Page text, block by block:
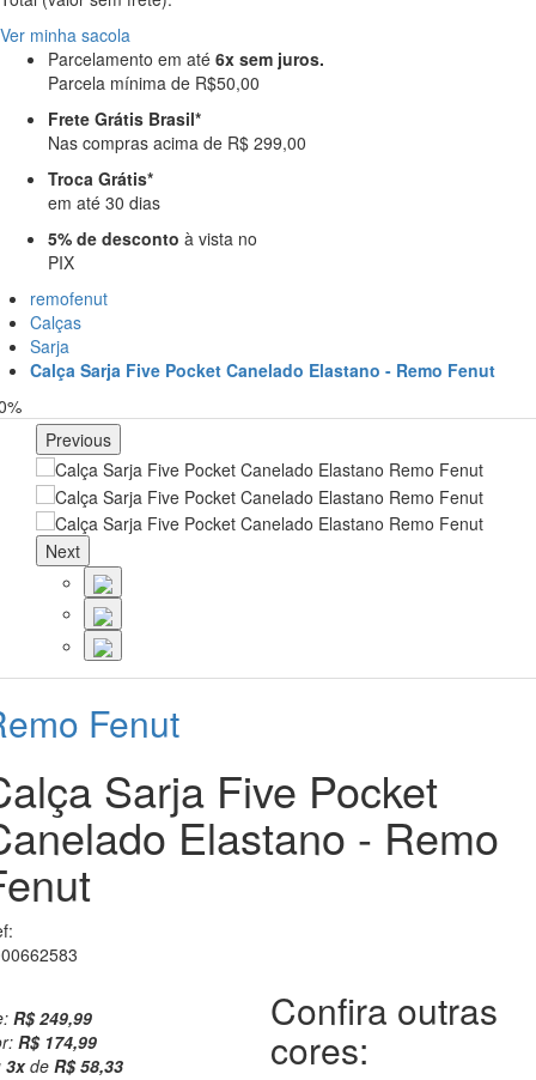
Ver minha sacola
Parcelamento em até 6x sem juros.
Parcela mínima de R$50,00
Frete Grátis Brasil*
Nas compras acima de R$ 299,00
Troca Grátis*
em até 30 dias
5% de desconto à vista no
PIX
remofenut
Calças
Sarja
Calça Sarja Five Pocket Canelado Elastano - Remo Fenut
Previous
Next
Fenut
Sarja Five Pocket
Elastano - Remo
R$ 249,99
R$ 174,99
3xde R$ 58,33
Confira outras
cores: